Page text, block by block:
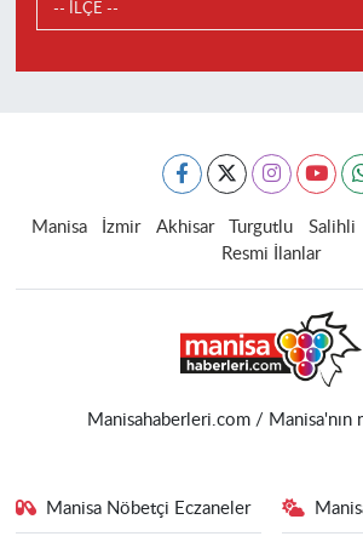
Manisa İzmir Akhisar Turgutlu Salihli
Resmi İlanlar
Manisahaberleri.com / Manisa'nın
Manisa Nöbetçi Eczaneler